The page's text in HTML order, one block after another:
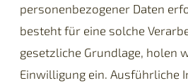
personenbezogener Daten
besteht für eine solche
gesetzliche Grundlage, holen
Einwilligung ein. Ausführliche